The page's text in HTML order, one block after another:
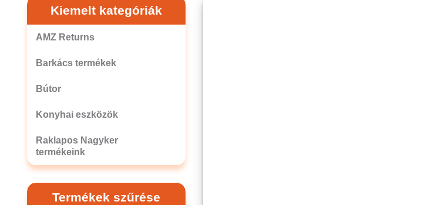
Kiemelt kategóriák
AMZ Returns
Barkács termékek
Bútor
Konyhai eszközök
Raklapos Nagyker
termékeink
Termékek szűrése